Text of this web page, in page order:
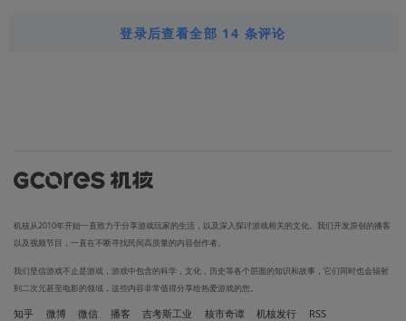
登录后查看全部 14 条评论
机核从2010年开始一直致力于分享游戏玩家的生活，以及深入探讨游戏相关的文化。我们开发原创的播客
以及视频节目，一直在不断寻找民间高质量的内容创作者。
我们坚信游戏不止是游戏，游戏中包含的科学，文化，历史等各个层面的知识和故事，它们同时也会辐射
到二次元甚至电影的领域，这些内容非常值得分享给热爱游戏的您。
知乎 微博 微信 播客 吉考斯工业 核市奇谭 机核发行 RSS